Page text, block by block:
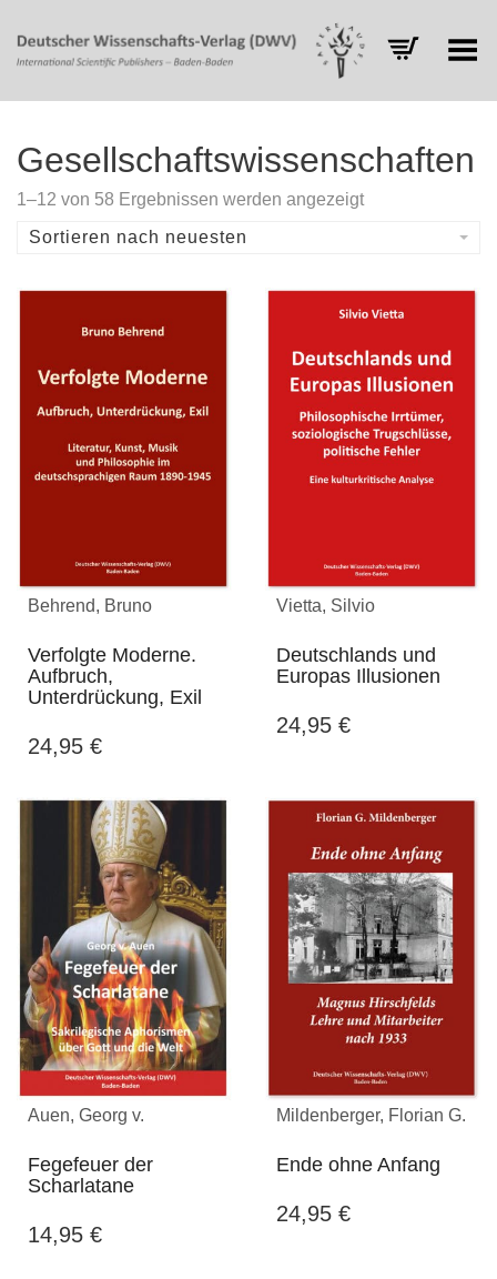
Toggle Menu
Gesellschaftswissenschaften
1–12 von 58 Ergebnissen werden angezeigtNach
Sortieren nach neuesten
Behrend, Bruno
Verfolgte Moderne.
Aufbruch,
Unterdrückung, Exil
24,95 €
Vietta, Silvio
Deutschlands und
Europas Illusionen
24,95 €
Auen, Georg v.
Fegefeuer der
Scharlatane
14,95 €
Mildenberger, Florian G.
Ende ohne Anfang
24,95 €